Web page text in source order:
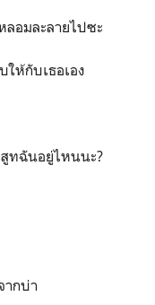
อมละลายไปซะ
ให้กับเธอเอง
ทฉันอยู่ไหนนะ?
กบ่า